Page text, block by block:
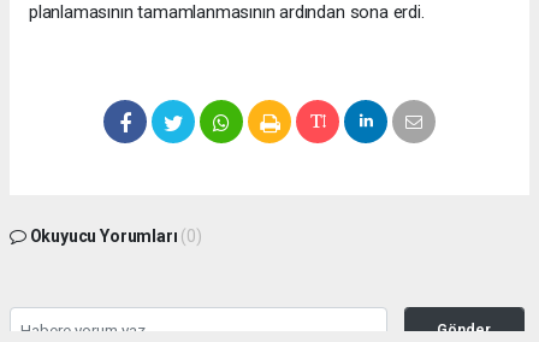
planlamasının tamamlanmasının ardından sona erdi.
Okuyucu Yorumları (0)
Gönder